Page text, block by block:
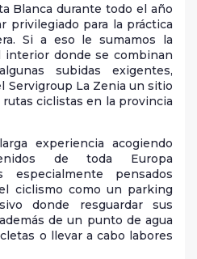
Blanca durante todo el año
privilegiado para la práctica
Si a eso le sumamos la
interior donde se combinan
subidas exigentes,
Servigroup La Zenia un sitio
ciclistas en la provincia
experiencia acogiendo
de toda Europa
especialmente pensados
ciclismo como un parking
donde resguardar sus
de un punto de agua
o llevar a cabo labores